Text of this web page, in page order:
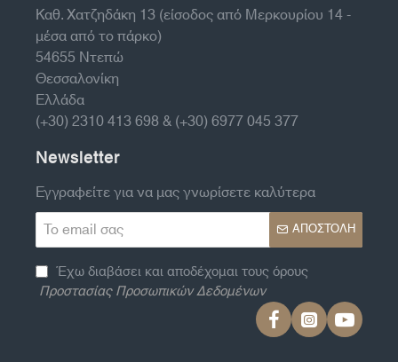
Καθ. Χατζηδάκη 13 (είσοδος από Μερκουρίου 14 -
μέσα από το πάρκο)
54655 Ντεπώ
Θεσσαλονίκη
Ελλάδα
(+30) 2310 413 698 & (+30) 6977 045 377
Newsletter
Εγγραφείτε για να μας γνωρίσετε καλύτερα
Το
email
σας
ΑΠΟΣΤΟΛΉ
Έχω διαβάσει και αποδέχομαι τους όρους
Προστασίας Προσωπικών Δεδομένων